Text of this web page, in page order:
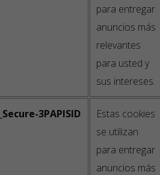
para entregar
anuncios más
relevantes
para usted y
sus intereses.
__Secure-3PAPISID
Estas cookies
se utilizan
para entregar
anuncios más